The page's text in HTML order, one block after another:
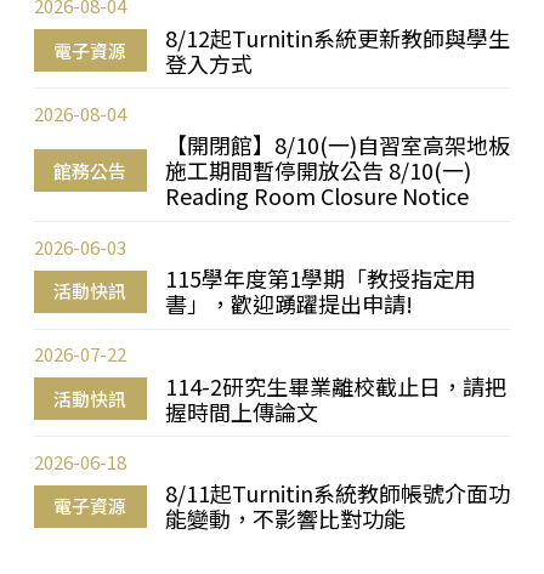
電子資源
8/12起Turnitin系統更新教師與學生
登入方式
2026-08-04
館務公告
【開閉館】8/10(一)自習室高架地板
施工期間暫停開放公告 8/10(一)
Reading Room Closure Notice
2026-08-04
活動快訊
115學年度第1學期「教授指定用
書」，歡迎踴躍提出申請!
2026-06-03
活動快訊
114-2研究生畢業離校截止日，請把
握時間上傳論文
2026-07-22
電子資源
8/11起Turnitin系統教師帳號介面功
能變動，不影響比對功能
2026-06-18